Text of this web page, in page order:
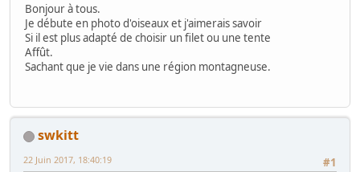
Bonjour à tous.
Je débute en photo d'oiseaux et j'aimerais savoir
Si il est plus adapté de choisir un filet ou une tente
Affût.
Sachant que je vie dans une région montagneuse.
swkitt
#1
22 Juin 2017, 18:40:19